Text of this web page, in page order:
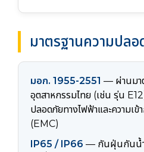
มาตรฐานความปล
มอก. 1955-2551 — ผ่านมา
อุตสาหกรรมไทย (เช่น รุ่น
ปลอดภัยทางไฟฟ้าและความเข้
(EMC)
IP65 / IP66 — กันฝุ่นกันน้ำ